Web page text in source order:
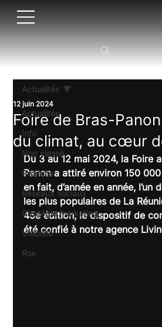
Actualités
Info
Non classé
Produits
Réseaux sociaux
Stratégie marketing
Visibilité
Rse
Actualités
Foire de Bras-
du climat, au cœur
12 juin 2024
Du 3 au 12 mai 2024, la Foire
Panon a attiré environ 150
en fait, d’année en année, l’un
les plus populaires de La
45e édition, le dispositif de
été confié à notre agence